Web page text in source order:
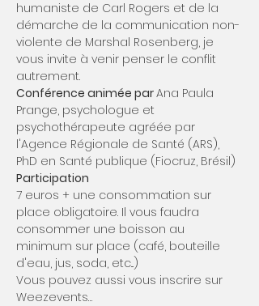
humaniste de Carl Rogers et de la
démarche de la communication non-
violente de Marshal Rosenberg, je
vous invite à venir penser le conflit
autrement.
Conférence animée par Ana Paula
Prange, psychologue et
psychothérapeute agréée par
l'Agence Régionale de Santé (ARS),
PhD en Santé publique (Fiocruz, Brésil)
Participation
7 euros + une consommation sur
place obligatoire. Il vous faudra
consommer une boisson au
minimum sur place (café, bouteille
d'eau, jus, soda, etc...)
Vous pouvez aussi vous inscrire sur
Weezevents…